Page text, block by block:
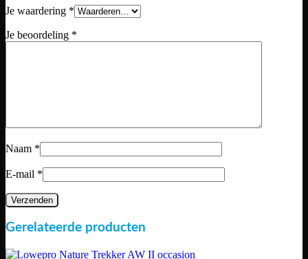
Je waardering *
Je beoordeling *
Naam *
E-mail *
Gerelateerde producten